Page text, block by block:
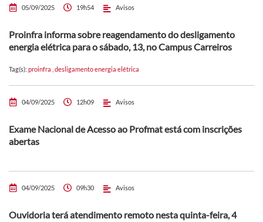
05/09/2025 19h54 Avisos
Proinfra informa sobre reagendamento do desligamento
energia elétrica para o sábado, 13, no Campus Carreiros
Tag(s): proinfra desligamento energia elétrica
04/09/2025 12h09 Avisos
Exame Nacional de Acesso ao Profmat está com inscrições
abertas
04/09/2025 09h30 Avisos
Ouvidoria terá atendimento remoto nesta quinta-feira, 4